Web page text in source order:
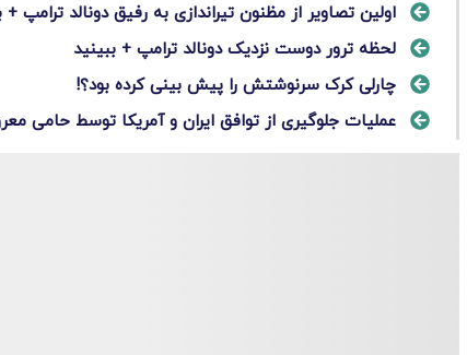
اولین تصاویر از مظنون تیراندازی به رفیق دونالد ترامپ +
لحظه ترور دوست نزدیک دونالد ترامپ + ببینید
چارلی کرک سرنوشتش را پیش بینی کرده بود؟!
عملیات جلوگیری از توافق ایران و آمریکا توسط حامی